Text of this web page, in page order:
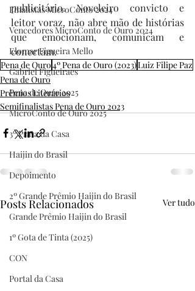
Finalistas MicroConto 2024
Vencedores MicroConto de Ouro 2024
Elomar Figueira Mello
Gabriel Figueiraes
Pena de Ouro 2025
MicroConto de Ouro 2025
3º Prata da Casa
Haijin do Brasil
Depoimento
2º Grande Prêmio Haijin do Brasil
Grande Prêmio Haijin do Brasil
1º Gota de Tinta (2025)
CON
Portal da Casa
publicitário. Noveleiro convicto e
leitor voraz, não abre mão de histórias
que emocionam, comunicam e
conectam.
Pena de Ouro4º Pena de Ouro (2023)Luiz Filipe Paz
Pena de Ouro
Prêmios Literários
Semifinalistas Pena de Ouro 2023
Posts Relacionados Ver tudo